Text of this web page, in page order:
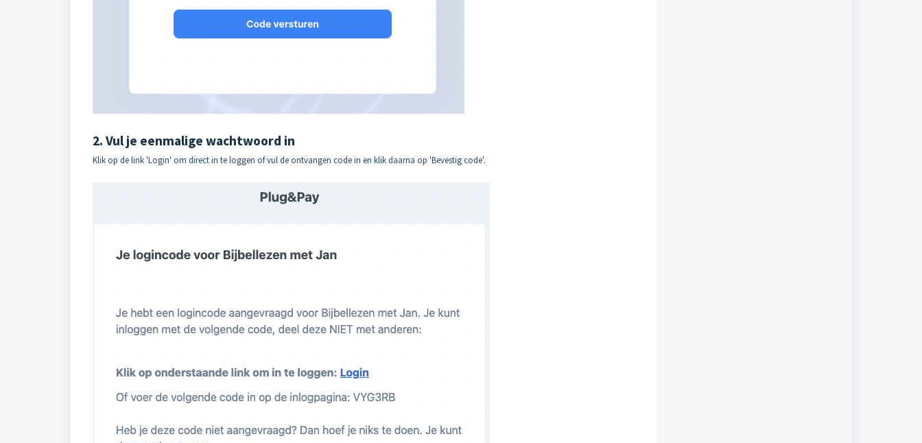
2. Vul je eenmalige wachtwoord in
Klik op de link 'Login' om direct in te loggen of vul de ontvangen code in en klik daarna op 'Bevestig code'.